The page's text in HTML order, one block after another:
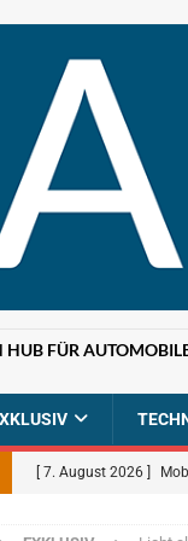
HUB FÜR
[ 7. August 2026 ]